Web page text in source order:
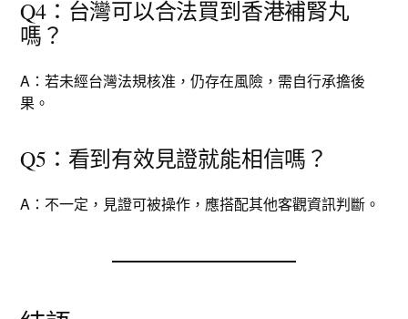
Q4：台灣可以合法買到香港補腎丸
嗎？
A：若未經台灣法規核准，仍存在風險，需自行承擔後
果。
Q5：看到有效見證就能相信嗎？
A：不一定，見證可被操作，應搭配其他客觀資訊判斷。